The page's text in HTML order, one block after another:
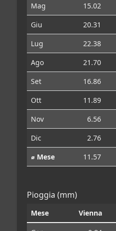
Mag
15.02
Giu
20.31
Lug
22.38
Ago
21.70
Set
16.86
Ott
11.89
Nov
6.56
Dic
2.76
⌀ Mese
11.57
Pioggia (mm)
Mese Vienna